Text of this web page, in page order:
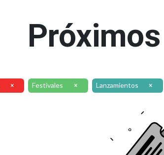
× Festivales × Lanzamientos ×